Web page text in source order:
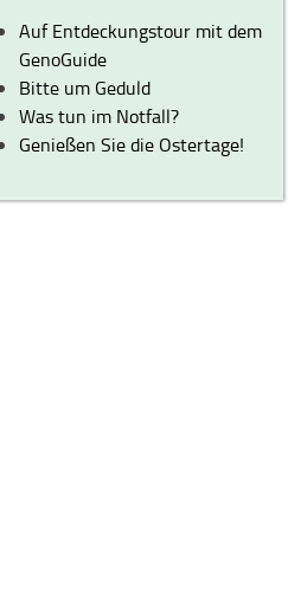
Auf Entdeckungstour mit dem
GenoGuide
Bitte um Geduld
Was tun im Notfall?
Genießen Sie die Ostertage!